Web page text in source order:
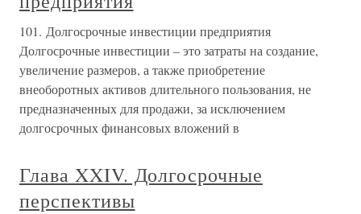
101. Долгосрочные инвестиции предприятия
Долгосрочные инвестиции – это затраты на создание,
увеличение размеров, а также приобретение
внеоборотных активов длительного пользования, не
предназначенных для продажи, за исключением
долгосрочных финансовых вложений в
Глава XXIV. Долгосрочные
перспективы